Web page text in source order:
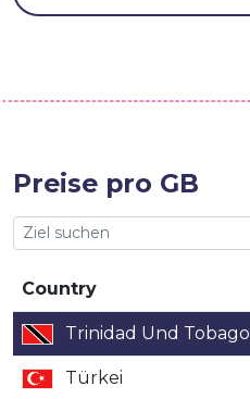
Preise pro GB
Country
CountryTrinidad Und Tobago
Türkei